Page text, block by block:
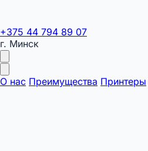
+375 44 794 89 07
г. Минск
О нас Преимущества Принтеры